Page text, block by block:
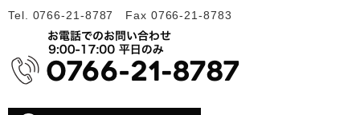
Tel. 0766-21-8787 Fax 0766-21-8783